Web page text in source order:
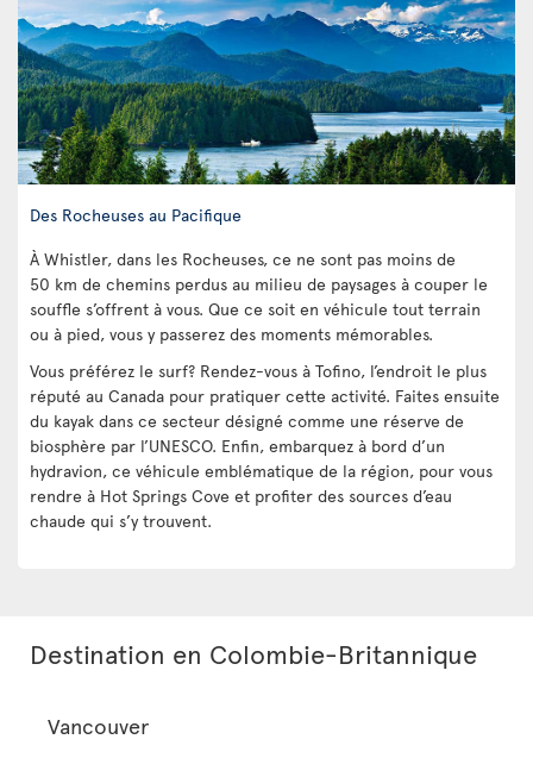
Des Rocheuses au Pacifique
À Whistler, dans les Rocheuses, ce ne sont pas moins de
50 km de chemins perdus au milieu de paysages à couper le
souffle s’offrent à vous. Que ce soit en véhicule tout terrain
ou à pied, vous y passerez des moments mémorables.
Vous préférez le surf? Rendez-vous à Tofino, l’endroit le plus
réputé au Canada pour pratiquer cette activité. Faites ensuite
du kayak dans ce secteur désigné comme une réserve de
biosphère par l’UNESCO. Enfin, embarquez à bord d’un
hydravion, ce véhicule emblématique de la région, pour vous
rendre à Hot Springs Cove et profiter des sources d’eau
chaude qui s’y trouvent.
Destination en Colombie-Britannique
Vancouver